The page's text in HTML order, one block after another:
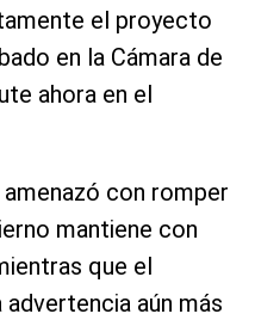
el proyecto
en la Cámara de
ahora en el
con romper
mantiene con
que el
aún más